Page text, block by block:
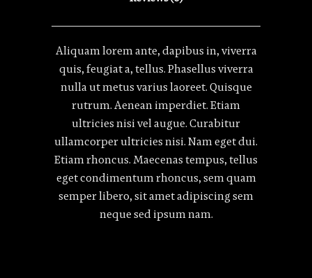
Aliquam lorem ante, dapibus in, viverra
quis, feugiat a, tellus. Phasellus viverra
nulla ut metus varius laoreet. Quisque
rutrum. Aenean imperdiet. Etiam
ultricies nisi vel augue. Curabitur
ullamcorper ultricies nisi. Nam eget dui.
Etiam rhoncus. Maecenas tempus, tellus
eget condimentum rhoncus, sem quam
semper libero, sit amet adipiscing sem
neque sed ipsum nam.